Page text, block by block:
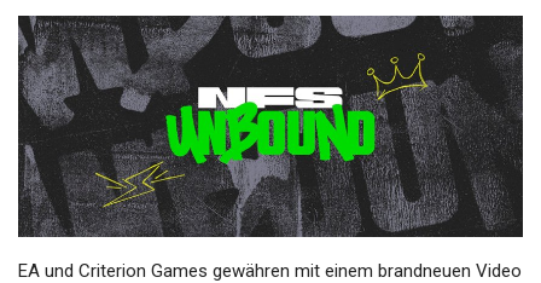
EA und Criterion Games gewähren mit einem brandneuen Video